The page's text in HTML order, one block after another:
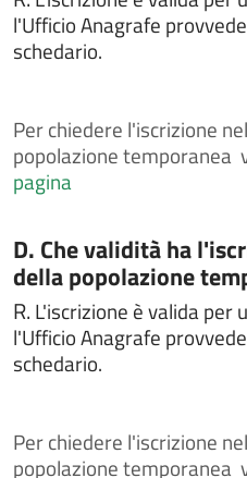
Chiedere il rilascio di
stato civile
Chiedere il rilascio di
elettorali
Chiedere il rilascio di copia
civile
Chiedere il rilascio o il
elettronica
Chiedere il voto assistito
Chiedere l'assegnazione
Chiedere l'attestazione di
momento della nascita
Chiedere l'autorizzazione
l'Ufficio Anagrafe
schedario.
Perchiedere l'iscrizione
popolazione temporanea
pagina
Categoria:
D. Che validità ha
della popolazione
R. L'iscrizione è valida per
l'Ufficio Anagrafe
schedario.
Perchiedere l'iscrizione
popolazione temporanea